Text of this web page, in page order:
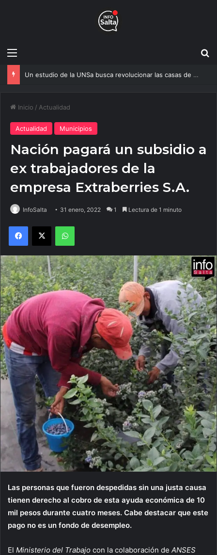
Menú
Un estudio de la UNSa busca revolucionar las casas de adobe y hacerlas más seguras
Inicio / Actualidad
Actualidad Municipios
Nación pagará un subsidio a
ex trabajadores de la
empresa Extraberries S.A.
InfoSalta 31 enero, 2022 1 Lectura de 1 minuto
Facebook
X WhatsApp
Las personas que fueron despedidas sin una justa causa
tienen derecho al cobro de esta ayuda económica de 10
mil pesos durante cuatro meses. Cabe destacar que este
pago no es un fondo de desempleo.
El Ministerio del Trabajo con la colaboración de ANSES